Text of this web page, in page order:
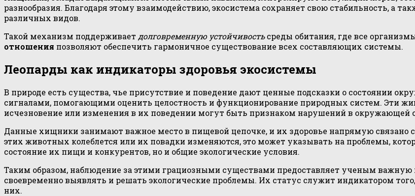
разнообразия. Благодаря этому взаимодействию, экосистема сохраняет свою стабильность, а
различных видов.
Такой механизм поддерживает долговременную устойчивостьсреды обитания, где все
отношения позволяют обеспечить гармоничное существование всех составляющих системы.
Леопарды как индикаторы здоровья экосистемы
В природе есть существа, чье присутствие и поведение дают ценные подсказки о состоянии
сигналами, помогающими оценить целостность и функционирование природных систем. Эти
исчезновение или изменения в их поведении могут быть признаком нарушений в окружающей
Данные хищники занимают важное место в пищевой цепочке, и их здоровье напрямую связано
этих животных колеблется или их повадки изменяются, это может указывать на проблемы,
состояние их пищи и конкурентов, но и общие экологические условия.
Таким образом, наблюдение за этими грациозными существами предоставляет ученым важную
своевременно выявлять и решать экологические проблемы. Их статус служит индикатором
них.